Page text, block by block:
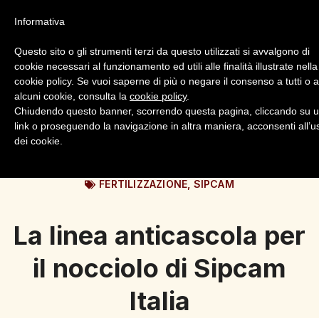
Login Registrazione
FERTILIZZAZIONE SIPCAM
La linea anticascola per
il nocciolo di Sipcam
Italia
Informativa
Questo sito o gli strumenti terzi da questo utilizzati si avvalgono di
cookie necessari al funzionamento ed utili alle finalità illustrate nella
cookie policy. Se vuoi saperne di più o negare il consenso a tutti o
alcuni cookie, consulta la cookie policy.
Chiudendo questo banner, scorrendo questa pagina, cliccando su
link o proseguendo la navigazione in altra maniera, acconsenti
dei cookie.